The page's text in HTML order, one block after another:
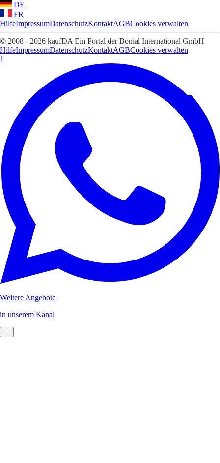
DE
FR
HilfeImpressumDatenschutzKontaktAGBCookies verwalten
© 2008 - 2026 kaufDA Ein Portal der Bonial International GmbH
HilfeImpressumDatenschutzKontaktAGBCookies verwalten
1
Weitere Angebote
in unserem Kanal